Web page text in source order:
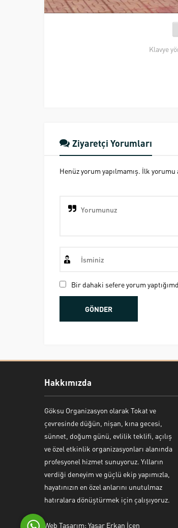
Klavye
Ziyaretçi Yorumları
Henüz yorum yapılmamış. İlk
Bir dahaki sefere yorum
Hakkımızda
Göksu Organizasyon olarak Tokat ve
çevresinde düğün, nişan, kına gecesi,
sünnet, doğum günü, evlilik teklifi, açılış
ve özel etkinlik organizasyonları alanında
profesyonel hizmet sunuyoruz. Yılların
verdiği deneyim ve güçlü ekip yapımızla,
hayatınızın en özel anlarını unutulmaz
hatıralara dönüştürmek için çalışıyoruz.
Web Tasarım: Yaşar Erkan İçen
Bekir Kiper
Cevap Yaz